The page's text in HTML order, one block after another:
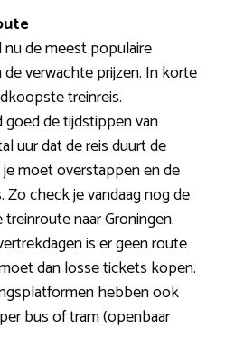
de meest populaire
verwachte prijzen. In korte
treinreis.
de tijdstippen van
uur dat de reis duurt de
moet overstappen en de
Zo check je vandaag nog de
naar Groningen.
is er geen route
dan losse tickets kopen.
hebben ook
bus of tram (openbaar